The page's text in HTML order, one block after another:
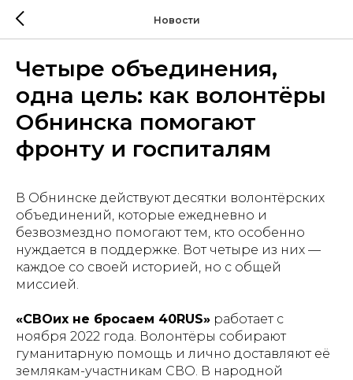
Новости
Четыре объединения,
одна цель: как волонтёры
Обнинска помогают
фронту и госпиталям
В Обнинске действуют десятки волонтёрских
объединений, которые ежедневно и
безвозмездно помогают тем, кто особенно
нуждается в поддержке. Вот четыре из них —
каждое со своей историей, но с общей
миссией.
«СВОих не бросаем 40RUS» работает с
ноября 2022 года. Волонтёры собирают
гуманитарную помощь и лично доставляют её
землякам-участникам СВО. В народной